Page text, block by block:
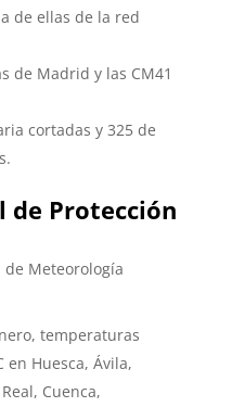
de ellas de la red
de Madrid y las CM41
cortadas y 325 de
de Protección
de Meteorología
temperaturas
en Huesca, Ávila,
Cuenca,